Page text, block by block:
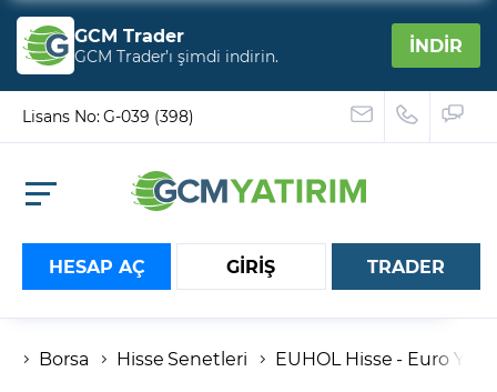
GCM Trader
GCM Trader’ı şimdi indirin. İNDİR
Lisans No: G-039 (398)
HESAP AÇ GİRİŞ
Hesap numaranız
TRADER
Borsa Hisse Senetleri EUHOL Hisse - Euro